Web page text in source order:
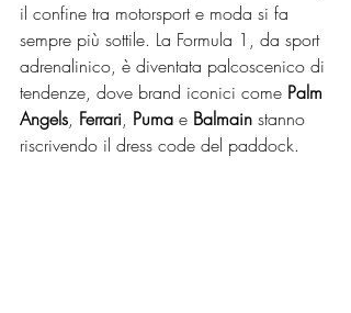
il confine tra motorsport e moda si fa
sempre più sottile. La Formula 1, da sport
adrenalinico, è diventata palcoscenico di
tendenze, dove brand iconici come Palm
Angels, Ferrari, Puma e Balmain stanno
riscrivendo il dress code del paddock.